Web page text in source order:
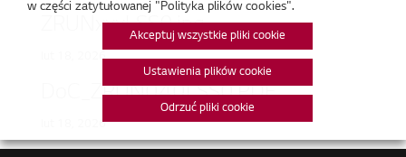
ZRUNxxxLSS0.jpg
lut 18, 2026
DoC_ZRUN040LSS0.PDF
lut 18, 2026
w części zatytułowanej "Polityka plików cookies".
Akceptuj wszystkie pliki cookie
Ustawienia plików cookie
Odrzuć pliki cookie